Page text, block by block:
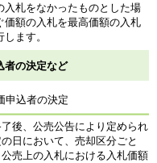
入札をなかったものとした場
価額の入札を最高価額の入札
ます。
者の決定など
申込者の決定
後、公売公告により定められ
日において、売却区分ごと
売上の入札における入札価額